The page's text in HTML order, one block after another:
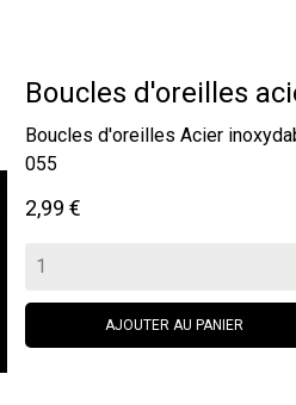
Boucles d'oreilles
Boucles d'oreilles Acier
055
Prix
2,99 €
AJOUTER AU PANIER